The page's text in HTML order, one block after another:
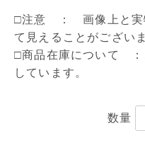
□注意 ： 画像上と実
て見えることがござい
□商品在庫について ：
しています。
数量